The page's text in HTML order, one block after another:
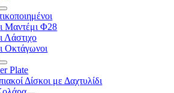
Μαντέμι Φ28
Λάστιχο
Οκτάγωνοι
Plate
Δίσκοι με Δαχτυλίδι